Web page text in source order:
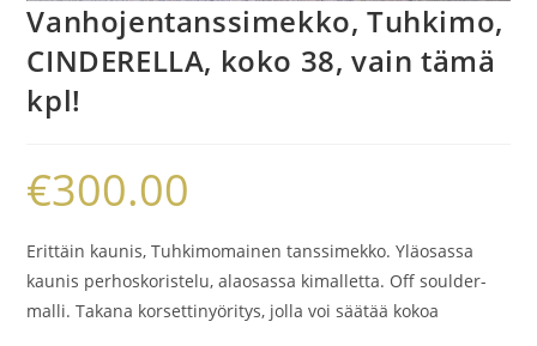
Vanhojentanssimekko, Tuhkimo,
CINDERELLA, koko 38, vain tämä
kpl!
€300.00
Erittäin kaunis, Tuhkimomainen tanssimekko. Yläosassa
kaunis perhoskoristelu, alaosassa kimalletta. Off soulder-
malli. Takana korsettinyöritys, jolla voi säätää kokoa